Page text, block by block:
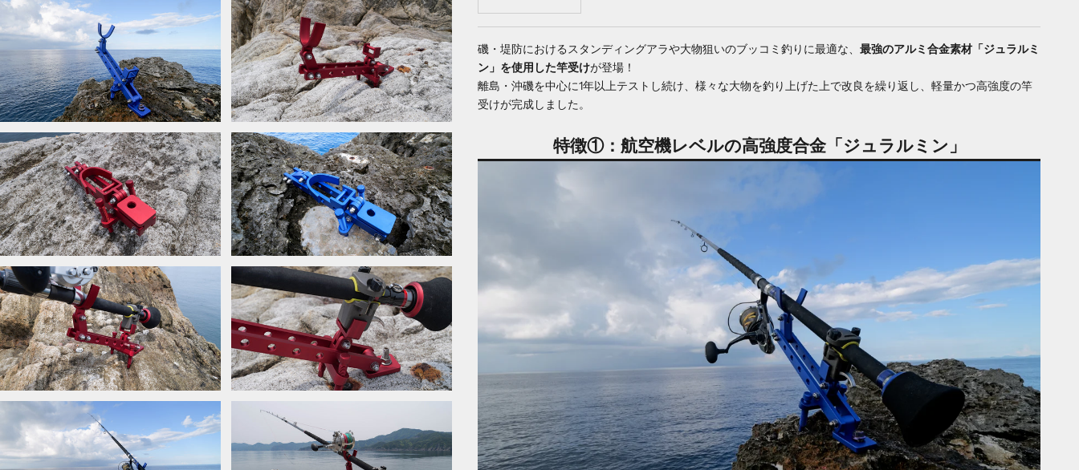
磯・堤防におけるスタンディングアラや大物狙いのブッコミ釣りに最適な、最強のアルミ合金素材「ジュラルミ
ン」を使用した竿受けが登場！
離島・沖磯を中心に1年以上テストし続け、様々な大物を釣り上げた上で改良を繰り返し、軽量かつ高強度の竿
受けが完成しました。
特徴①：航空機レベルの高強度合金「ジュラルミン」